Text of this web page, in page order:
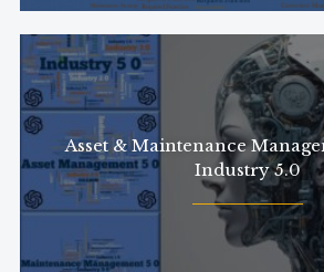
Asset & Maintenance
Industry 5.0